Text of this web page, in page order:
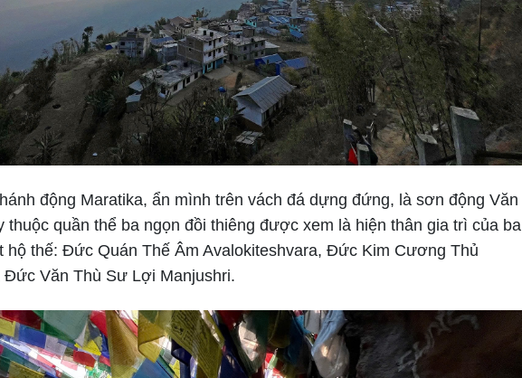
động Maratika, ẩn mình trên vách đá dựng đứng, là sơn động Văn
thuộc quần thể ba ngọn đồi thiêng được xem là hiện thân gia trì của ba
hộ thế: Đức Quán Thế Âm Avalokiteshvara, Đức Kim Cương Thủ
Đức Văn Thù Sư Lợi Manjushri.